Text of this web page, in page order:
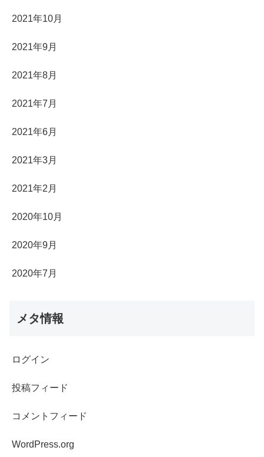
2021年10月
2021年9月
2021年8月
2021年7月
2021年6月
2021年3月
2021年2月
2020年10月
2020年9月
2020年7月
メタ情報
ログイン
投稿フィード
コメントフィード
WordPress.org